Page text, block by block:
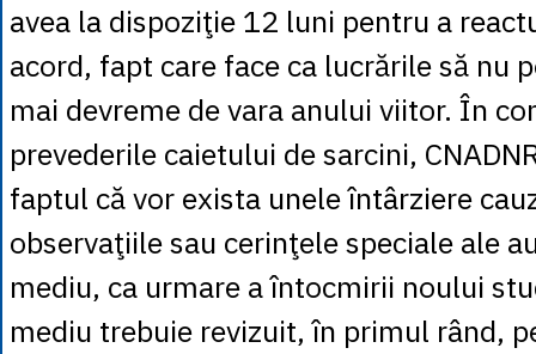
avea la dispoziţie 12 luni pentru a
acord, fapt care face ca lucrările să nu
mai devreme de vara anului viitor. În
prevederile caietului de sarcini,
faptul că vor exista unele întârziere
observaţiile sau cerinţele speciale ale
mediu, ca urmare a întocmirii noului
mediu trebuie revizuit, în primul rând,